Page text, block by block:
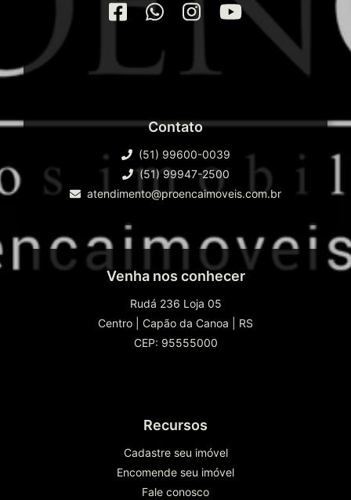
Contato
(51) 99600-0039
(51) 99947-2500
atendimento@proencaimoveis.com.br
Venha nos conhecer
Rudá 236 Loja 05
Centro
Capão da Canoa
RS
CEP: 95555000
Recursos
Cadastre seu imóvel
Encomende seu imóvel
Fale conosco